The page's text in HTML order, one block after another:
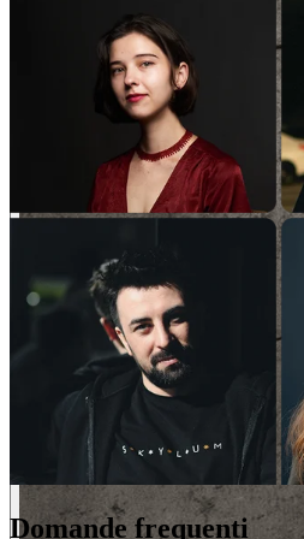
Domande frequenti